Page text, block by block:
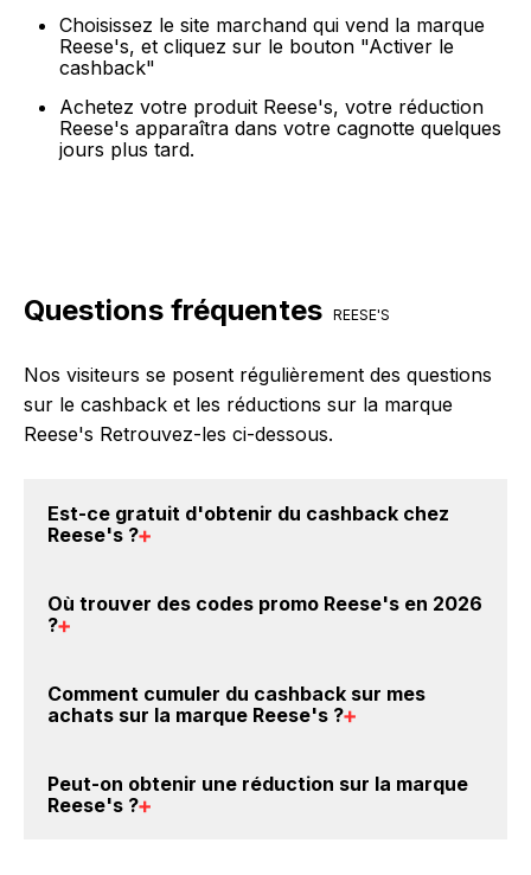
Choisissez le site marchand qui vend la marque
Reese's, et cliquez sur le bouton "Activer le
cashback"
Achetez votre produit Reese's, votre réduction
Reese's apparaîtra dans votre cagnotte quelques
jours plus tard.
Questions fréquentes REESE'S
Nos visiteurs se posent régulièrement des questions
sur le cashback et les réductions sur la marque
Reese's Retrouvez-les ci-dessous.
Est-ce gratuit d'obtenir du cashback chez
Reese's ?
compte gratuitement pour cumuler vos réductions
Reese's.
Où trouver des codes promo Reese's en 2026
?
promo sur les produits Reese's. Choisissez un site e-
commerce ci-dessus et découvrez si des
Comment cumuler du cashback sur mes
achats sur la marque Reese's ?
Reese's : Créez votre compte sur BackBackBack et
Peut-on obtenir une réduction sur la marque
Reese's ?